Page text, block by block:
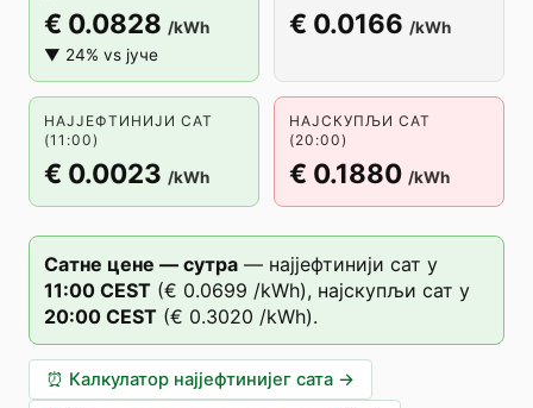
€ 0.0828 /kWh
▼ 24% vs јуче
€ 0.0166 /kWh
НАЈЈЕФТИНИЈИ САТ
(11:00)
€ 0.0023 /kWh
НАЈСКУПЉИ САТ
(20:00)
€ 0.1880 /kWh
Сатне цене — сутра — најјефтинији сат у
11:00 CEST (€ 0.0699 /kWh), најскупљи сат у
20:00 CEST (€ 0.3020 /kWh).
⏰ Калкулатор најјефтинијег сата →